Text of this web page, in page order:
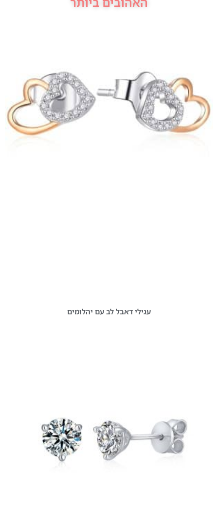
עגילי דאבל לב עם יהלומים